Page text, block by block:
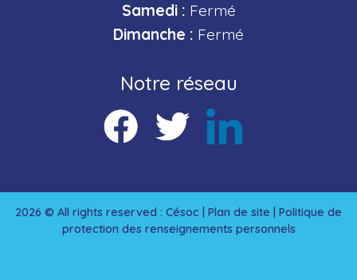
Samedi : Fermé
Dimanche : Fermé
Notre réseau
2026 © All rights reserved : Césoc | Plan de site
Politique de
protection des renseignements personnels